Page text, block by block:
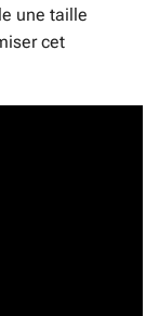
une taille
cet